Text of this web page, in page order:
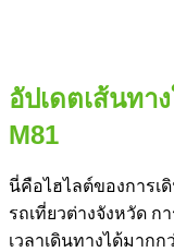
อัปเดตเส้นทา
M81
นี่คือไฮไลต์ของการเ
รถเที่ยวต่างจังหวัด ก
เวลาเดินทางได้มาก